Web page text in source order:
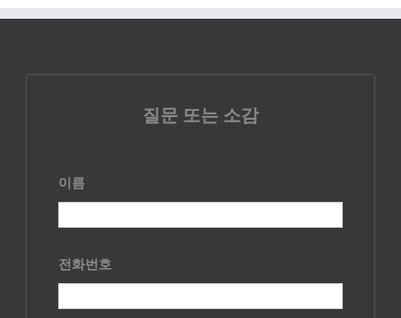
질문 또는 소감
이름
전화번호